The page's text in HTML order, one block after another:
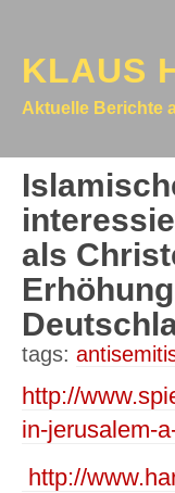
KLAUS
Aktuelle Berichte
als
tags:
http://
in-jerusalem-
http://